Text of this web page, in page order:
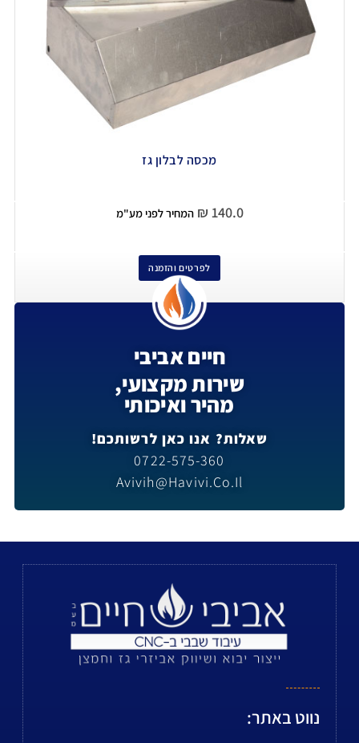
מכסה לבלון גז
₪ 140.0 המחיר לפני מע"מ
לפרטים והזמנה
חיים אביבי
שירות מקצועי,
מהיר ואיכותי
שאלות? אנו כאן לרשותכם!
0722-575-360
Avivih@havivi.co.il
נווט באתר: